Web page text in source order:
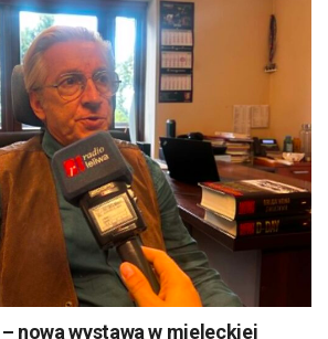
nowa wystawa w mieleckiej